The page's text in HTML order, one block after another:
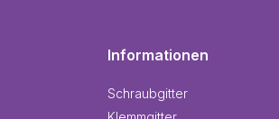
Informationen
Schraubgitter